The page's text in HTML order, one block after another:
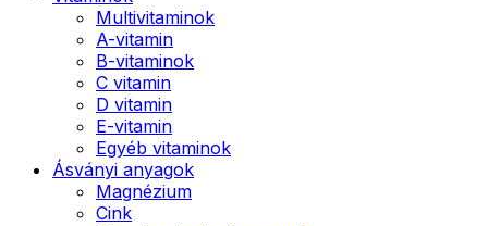
Multivitaminok
A-vitamin
B-vitaminok
C vitamin
D vitamin
E-vitamin
Egyéb vitaminok
Ásványi anyagok
Magnézium
Cink